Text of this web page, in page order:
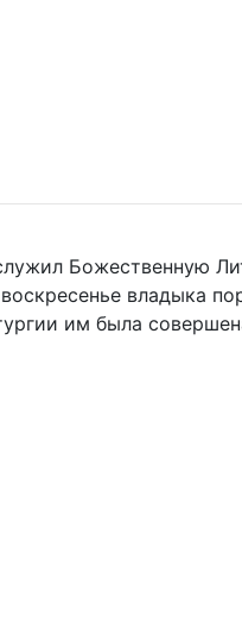
Божественную
владыка
им была